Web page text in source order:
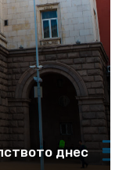
днес